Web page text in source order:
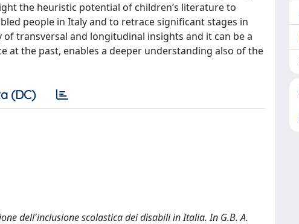
the heuristic potential of children’s literature to
people in Italy and to retrace significant stages in
transversal and longitudinal insights and it can be a
at the past, enables a deeper understanding also of the
(DC)
dell'inclusione scolastica dei disabili in Italia. In G.B. A.